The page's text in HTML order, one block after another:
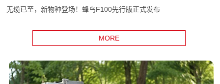
无缆已至，新物种登场！蜂鸟F100先行版正式发布
MORE